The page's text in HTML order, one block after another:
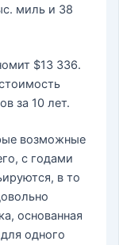
миль и 38
$13 336.
за 10 лет.
возможные
с годами
в то
основанная
одного